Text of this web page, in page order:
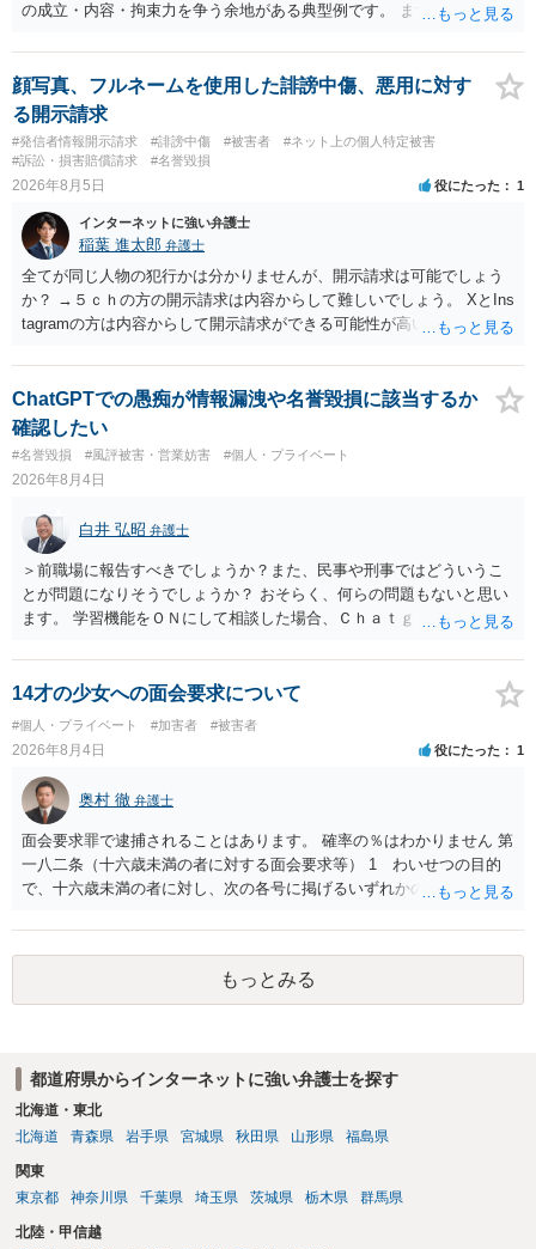
の成立・内容・拘束力を争う余地がある典型例です。 まずは、運営と
みてはいかがでしょうか。 また同時並行で（もしまだされていないの
であれば）書面で退所意思の明確化はしておくべきだと考えます。
顔写真、フルネームを使用した誹謗中傷、悪用に対す
る開示請求
#発信者情報開示請求 #誹謗中傷 #被害者
#ネット上の個人特定被害
#訴訟・損害賠償請求
#名誉毀損
2026年8月5日 役にたった 1
インターネットに強い弁護士
稲葉 進太郎 弁護士
全てが同じ人物の犯行かは分かりませんが、開示請求は可能でしょう
か？ →５ｃｈの方の開示請求は内容からして難しいでしょう。 XとIns
tagramの方は内容からして開示請求ができる可能性が高いでしょう。
いでしょう。７月中にアカウントが削除されている場合、今から進め
ても失敗する可能性が高いように思われます。 相手を特定できた場
合、相手に全ての弁護士費用を負担させることは可能でしょうか？ →
訴訟外の交渉で相手方が認めれば負担させることができるでしょう。
訴訟で判決となった場合は、実際の弁護士費用が認められる場合と認
められない場合があり何ともいえないところでしょう。
ChatGPTでの愚痴が情報漏洩や名誉毀損に該当するか
確認したい
#名誉毀損 #風評被害・営業妨害 #個人・プライベート
2026年8月4日
白井 弘昭 弁護士
＞前職場に報告すべきでしょうか？また、民事や刑事ではどういうこ
とが問題になりそうでしょうか？ おそらく、何らの問題もないと思い
ます。 学習機能をＯＮにして相談した場合、Ｃｈａｔｇｐｔがｏｐｅ
する可能性がありますが、個人名や会社名を特定していない限り、一
般論として抽象化されて回答に織り込まれる可能性が生じるにすぎま
せんので、その情報自体が、秘密情報に当たるとは思えませんし、名
誉棄損として、個人や会社に対する誹謗中傷の不特定多数への公開に
当たるとも思われません。 もちろん、誰がその内容をｃｈａｔｇｐｔ
に入力したかも第三者にしられることはないので、個人や会社の特定
をせずに書き込んだことで（おそらく特定して書き込んだとして
も）、相談者さんが刑事民事の責任に問われることはないでしょう。
私見ながらご参考まで。
14才の少女への面会要求について
#個人・プライベート #加害者 #被害者
2026年8月4日 役にたった 1
奥村 徹 弁護士
面会要求罪で逮捕されることはあります。 確率の％はわかりません 第
一八二条（十六歳未満の者に対する面会要求等） 1 わいせつの目的
で、十六歳未満の者に対し、次の各号に掲げるいずれかの行為をした
が生まれた日より五年以上前の日に生まれた者に限る。）は、一年以
下の拘禁刑又は五十万円以下の罰金に処する。 一 威迫し、偽計を用
い又は誘惑して面会を要求すること。 二 拒まれたにもかかわらず、
反復して面会を要求すること。 三 金銭その他の利益を供与し、又は
二年以下の拘禁刑又は百万円以下の罰金に処する。
もっとみる
都道府県からインターネットに強い弁護士を探す
北海道・東北
北海道
青森県 岩手県 宮城県 秋田県 山形県 福島県
関東
東京都
神奈川県 千葉県 埼玉県 茨城県 栃木県 群馬県
北陸・甲信越